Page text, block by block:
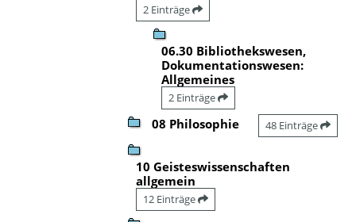
2 Einträge
06.30 Bibliothekswesen,
Dokumentationswesen:
Allgemeines
2 Einträge
08 Philosophie 48 Einträge
10 Geisteswissenschaften
allgemein
12 Einträge